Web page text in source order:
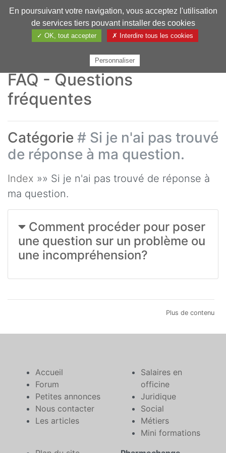
Pharmechange
FAQ - Questions
fréquentes
Catégorie # Si je n'ai pas trouvé
de réponse à ma question.
Index »» Si je n'ai pas trouvé de réponse à
ma question.
Comment procéder pour poser
une question sur un problème ou
une incompréhension?
Plus de contenu
Accueil
Forum
Petites annonces
Nous contacter
Les articles
Salaires en
officine
Juridique
Social
Métiers
Mini formations
En poursuivant votre navigation, vous acceptez l'utilisation
de services tiers pouvant installer des cookies
✓ OK, tout accepter ✗ Interdire tous les cookies
Personnaliser